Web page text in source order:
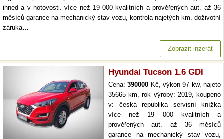
ihned a v hotovosti. více než 19 000 kvalitních a prověřených aut. až 36
měsíců garance na mechanický stav vozu, kontrola najetých km. doživotní
záruka…
Zobrazit inzerát
Hyundai Tucson 1.6 GDI
Cena:390000 Kč, výkon 97 kw, najeto
35665 km, rok výroby: 2019, koupeno
v: česká republika servisní knížka
více než 19 000 kvalitních a
prověřených aut. až 36 měsíců
garance na mechanický stav vozu,